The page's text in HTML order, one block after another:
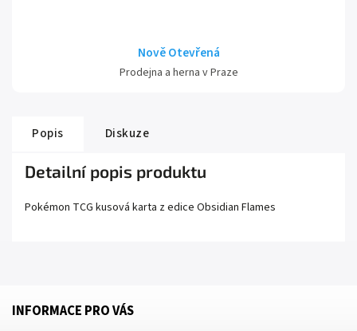
Nově Otevřená
Prodejna a herna v Praze
Popis Diskuze
Detailní popis produktu
Pokémon TCG kusová karta z edice Obsidian Flames
INFORMACE PRO VÁS